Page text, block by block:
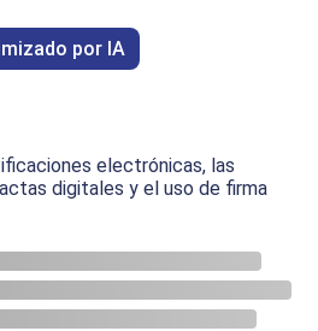
por IA
electrónicas, las
digitales y el uso de firma